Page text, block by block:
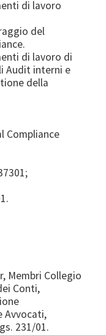
di lavoro
del
di lavoro di
Audit interni e
della
Compliance
Membri Collegio
Conti,
Avvocati,
231/01.